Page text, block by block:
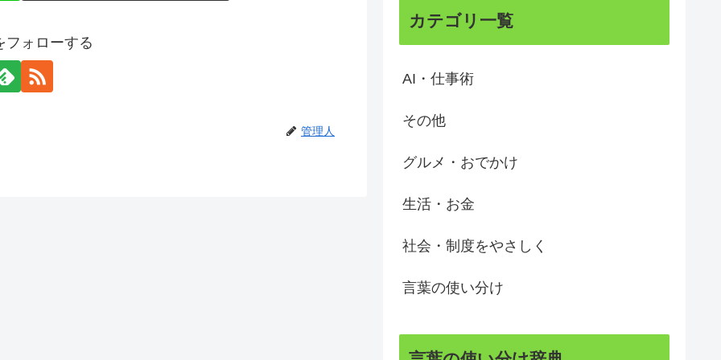
フォローする
管理人
カテゴリ一覧
AI・仕事術
その他
グルメ・おでかけ
生活・お金
社会・制度をやさしく
言葉の使い分け